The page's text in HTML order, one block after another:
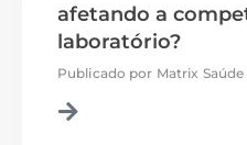
afetando a
laboratório?
Publicado por Matrix Saúde